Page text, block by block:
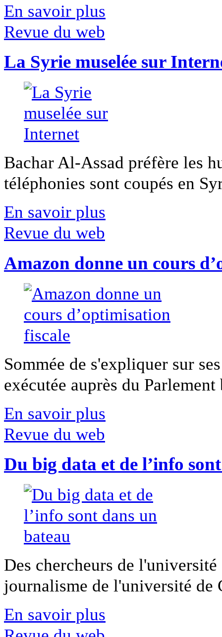
En savoir plus
Revue du web
La Syrie muselée sur
Bachar Al-Assad préfère les
téléphonies sont coupés en
En savoir plus
Revue du web
Amazon donne un cours
Sommée de s'expliquer sur
exécutée auprès du
En savoir plus
Revue du web
Du big data et de l’info
Des chercheurs de
journalisme de l'université
En savoir plus